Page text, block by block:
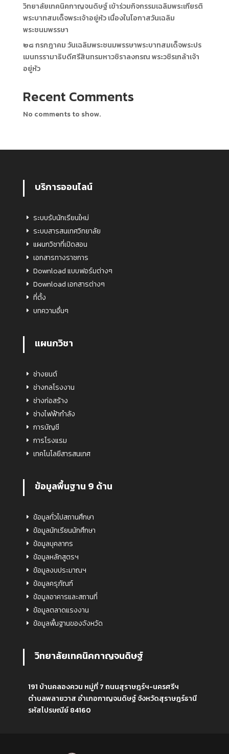
วิทยาลัยเทคนิคกาญจนดิษฐ์ เข้าร่วมกิจกรรมเฉลิมพระเกียรติ
พระบาทสมเด็จพระเจ้าอยู่หัว เนื่องในโอกาสวันเฉลิม
พระชนมพรรษา
๒๘ กรกฎาคม วันเฉลิมพระชนมพรรษาพระบาทสมเด็จพระปร
เมนทรรามาธิบดีศรีสินทรมหาวชิราลงกรณ พระวชิรเกล้าเจ้า
อยู่หัว
Recent Comments
No comments to show.
บริการออนไลน์
ระบบรับนักเรียนใหม่
ระบบสารสนเทศวิทยาลัย
แผนกวิชาที่เปิดสอน
เอกสารทางราชการ
Download แบบฟอร์มต่างๆ
Download เอกสารต่างๆ
ที่ตั้ง
บทความอื่นๆ
แผนกวิชา
ช่างยนต์
ช่างกลโรงงาน
ช่างก่อสร้าง
ช่างไฟฟ้ากำลัง
การบัญชี
การโรงแรม
เทคโนโลยีสารสนเทศ
ข้อมูลพื้นฐาน 9 ด้าน
ข้อมูลทั่วไปสถานศึกษา
ข้อมูลนักเรียนนักศึกษา
ข้อมูลบุคลากร
ข้อมูลหลักสูตรฯ
ข้อมูลงบประมาณฯ
ข้อมูลครุภัณฑ์
ข้อมูลอาคารและสถานที่
ข้อมูลตลาดแรงงาน
ข้อมูลพื้นฐานของจังหวัด
วิทยาลัยเทคนิคกาญจนดิษฐ์
191 บ้านคลองควน หมู่ที่ 7 ถนนสุราษฎร์ฯ-นครศรีฯ
ตำบลพลายวาส อำเภอกาญจนดิษฐ์ จังหวัดสุราษฎร์ธานี
รหัสไปรษณีย์ 84160